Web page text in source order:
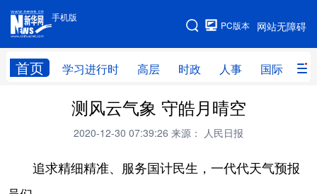
手机版
网站无障碍
PC版本
首页 学习进行时 高层 时政 人事 国际 财
手机版
网站地图
高层 时政
财经 网评
台湾 思客智库 全球连线 教育
测风云气象 守皓月晴空
2020-12-30 07:39:26 来源： 人民日报
追求精细精准、服务国计民生，一代代天气预报